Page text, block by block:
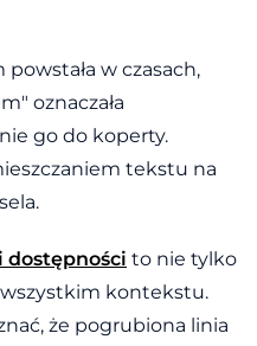
w czasach,
oznaczała
go do koperty.
tekstu na
dostępności to nie tylko
wszystkim kontekstu.
że pogrubiona linia